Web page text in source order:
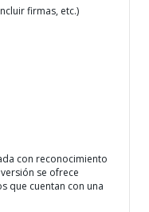
firmas, etc.)
con reconocimiento
se ofrece
que cuentan con una